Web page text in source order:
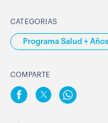
CATEGORIAS
Programa Salud + Años
COMPARTE